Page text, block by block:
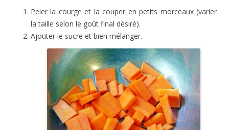
Peler la courge et la couper en petits morceaux (varier
la taille selon le goût final désiré).
Ajouter le sucre et bien mélanger.